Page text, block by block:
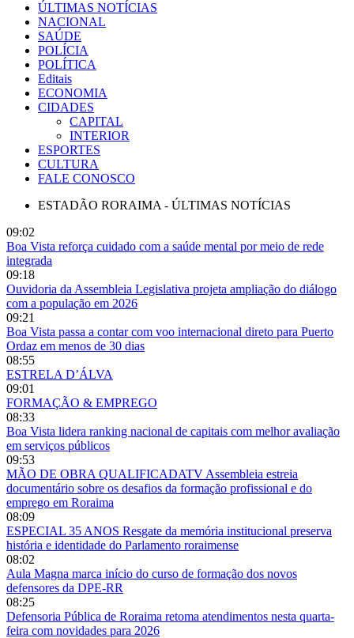
ÚLTIMAS NOTÍCIAS
NACIONAL
SAÚDE
POLÍCIA
POLÍTICA
Editais
ECONOMIA
CIDADES
CAPITAL
INTERIOR
ESPORTES
CULTURA
FALE CONOSCO
ESTADÃO RORAIMA - ÚLTIMAS NOTÍCIAS
09:02
Boa Vista reforça cuidado com a saúde mental por meio de rede
integrada
09:18
Ouvidoria da Assembleia Legislativa projeta ampliação do diálogo
com a população em 2026
09:21
Boa Vista passa a contar com voo internacional direto para Puerto
Ordaz em menos de 30 dias
08:55
ESTRELA D’ÁLVA
09:01
FORMAÇÃO & EMPREGO
08:33
Boa Vista lidera ranking nacional de capitais com melhor avaliação
em serviços públicos
09:53
MÃO DE OBRA QUALIFICADATV Assembleia estreia
documentário sobre os desafios da formação profissional e do
emprego em Roraima
08:09
ESPECIAL 35 ANOS Resgate da memória institucional preserva
história e identidade do Parlamento roraimense
08:02
Aula Magna marca início do curso de formação dos novos
defensores da DPE-RR
08:25
Defensoria Pública de Roraima retoma atendimentos nesta quarta-
feira com novidades para 2026